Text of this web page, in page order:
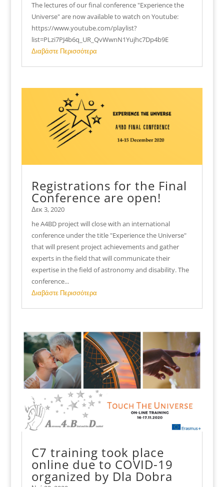
The lectures of our final conference "Experience the
Universe" are now available to watch on Youtube:
https://www.youtube.com/playlist?
list=PLzi7PJ4b6q_UR_QvWwnN1Yujhc7Dp4b9E
Διαβάστε Περισσότερα
Registrations for the Final
Conference are open!
Δεκ 3, 2020
he A4BD project will close with an international
conference under the title "Experience the Universe"
that will present project achievements and gather
experts in the field that will communicate their
expertise in the field of astronomy and disability. The
conference...
Διαβάστε Περισσότερα
C7 training took place
online due to COVID-19
organized by Dla Dobra